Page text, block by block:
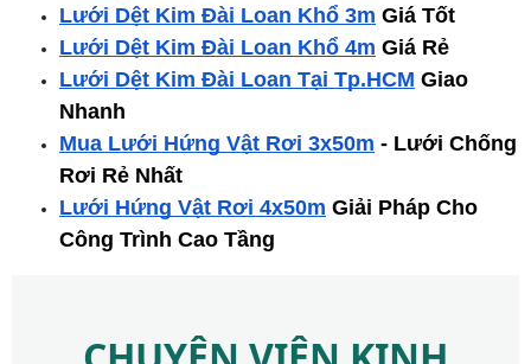
Lưới Dệt Kim Đài Loan Khổ 3m Giá Tốt
Lưới Dệt Kim Đài Loan Khổ 4m Giá Rẻ
Lưới Dệt Kim Đài Loan Tại Tp.HCM Giao
Nhanh
Mua Lưới Hứng Vật Rơi 3x50m - Lưới Chống
Rơi Rẻ Nhất
Lưới Hứng Vật Rơi 4x50m Giải Pháp Cho
Công Trình Cao Tầng